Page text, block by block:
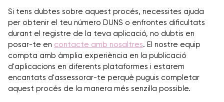
Si tens dubtes sobre aquest procés, necessites ajuda
per obtenir el teu número DUNS o enfrontes dificultats
durant el registre de la teva aplicació, no dubtis en
posar-te en contacte amb nosaltres. El nostre equip
compta amb àmplia experiència en la publicació
d'aplicacions en diferents plataformes i estarem
encantats d'assessorar-te perquè puguis completar
aquest procés de la manera més senzilla possible.